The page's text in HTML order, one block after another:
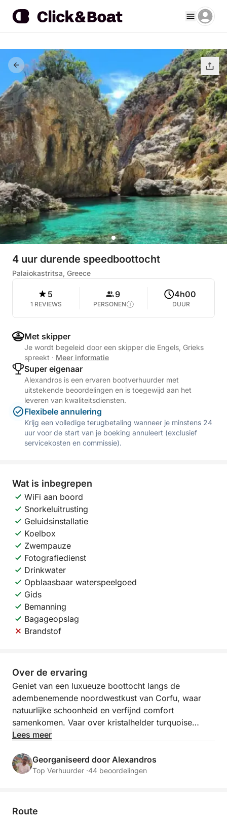
4 uur durende speedboottocht
Palaiokastritsa, Greece
5
1 REVIEWS
9
PERSONEN
4h00
DUUR
Met skipper
Je wordt begeleid door een skipper die Engels, Grieks
spreekt · Meer informatie
Super eigenaar
Alexandros is een ervaren bootverhuurder met
uitstekende beoordelingen en is toegewijd aan het
leveren van kwaliteitsdiensten.
Flexibele annulering
Krijg een volledige terugbetaling wanneer je minstens 24
uur voor de start van je boeking annuleert (exclusief
servicekosten en commissie).
Wat is inbegrepen
WiFi aan boord
Snorkeluitrusting
Geluidsinstallatie
Koelbox
Zwempauze
Fotografiedienst
Drinkwater
Opblaasbaar waterspeelgoed
Gids
Bemanning
Bagageopslag
Brandstof
Over de ervaring
Geniet van een luxueuze boottocht langs de
adembenemende noordwestkust van Corfu, waar
natuurlijke schoonheid en verfijnd comfort
samenkomen. Vaar over kristalhelder turquoise
water, langs indrukwekkende kliffen, gouden
bereikbaar zijn. Ontspan in stijl aan boord en geniet
van de zachte zeebries, panoramische uitzichten en
meest ongerepte kustlijn van Corfu te verkennen:
Lees meer
Georganiseerd door Alexandros
Top Verhuurder ·44 beoordelingen
Route